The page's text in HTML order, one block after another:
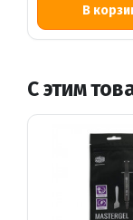
В
С этим